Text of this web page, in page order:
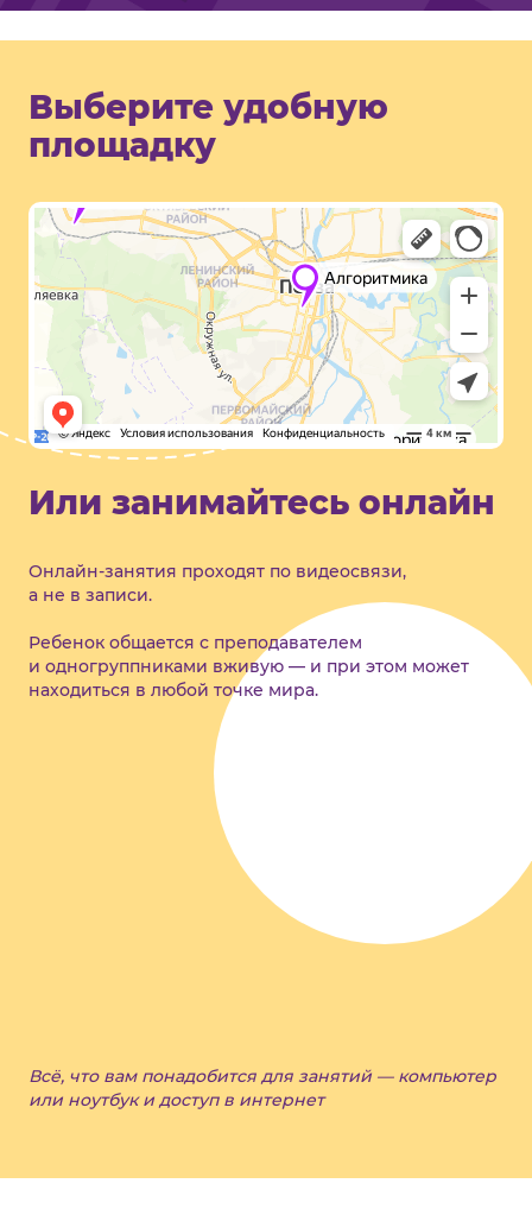
Выберите удобную
площадку
Или занимайтесь онлайн
Онлайн-занятия проходят по видеосвязи,
а не в записи.
Ребенок общается с преподавателем
и одногруппниками вживую — и при этом может
находиться в любой точке мира.
Всё, что вам понадобится для занятий — компьютер
или ноутбук и доступ в интернет